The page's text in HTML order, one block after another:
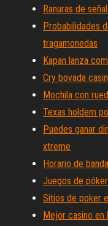
Ranuras de
Probabilidades
tragamonedas
Kapan lanza
Cry bovada
Mochila con
Texas holdem
Puedes ganar
xtreme
Horario de
Juegos de
Sitios de poker
Mejor casino en